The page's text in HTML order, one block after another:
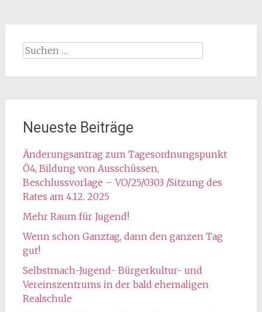
Suchen
Neueste Beiträge
Änderungsantrag zum Tagesordnungspunkt
Ö4, Bildung von Ausschüssen,
Beschlussvorlage – VO/25/0303 /Sitzung des
Rates am 4.12. 2025
Mehr Raum für Jugend!
Wenn schon Ganztag, dann den ganzen Tag
gut!
Selbstmach-Jugend- Bürgerkultur- und
Vereinszentrums in der bald ehemaligen
Realschule